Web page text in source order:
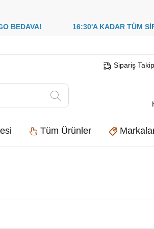
BEDAVA! 16:30'A KADAR TÜM
Sipariş Takip
Tüm Ürünler